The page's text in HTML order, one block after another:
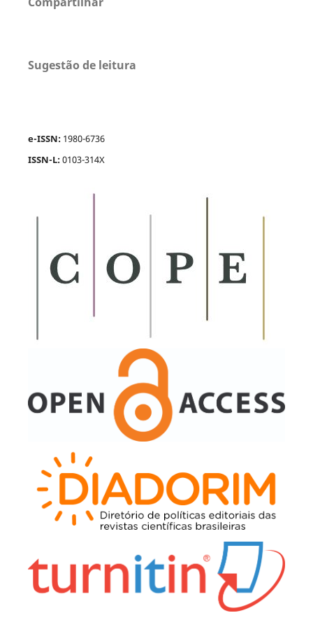
Sugestão de leitura
e-ISSN: 1980-6736
ISSN-L:0103-314X